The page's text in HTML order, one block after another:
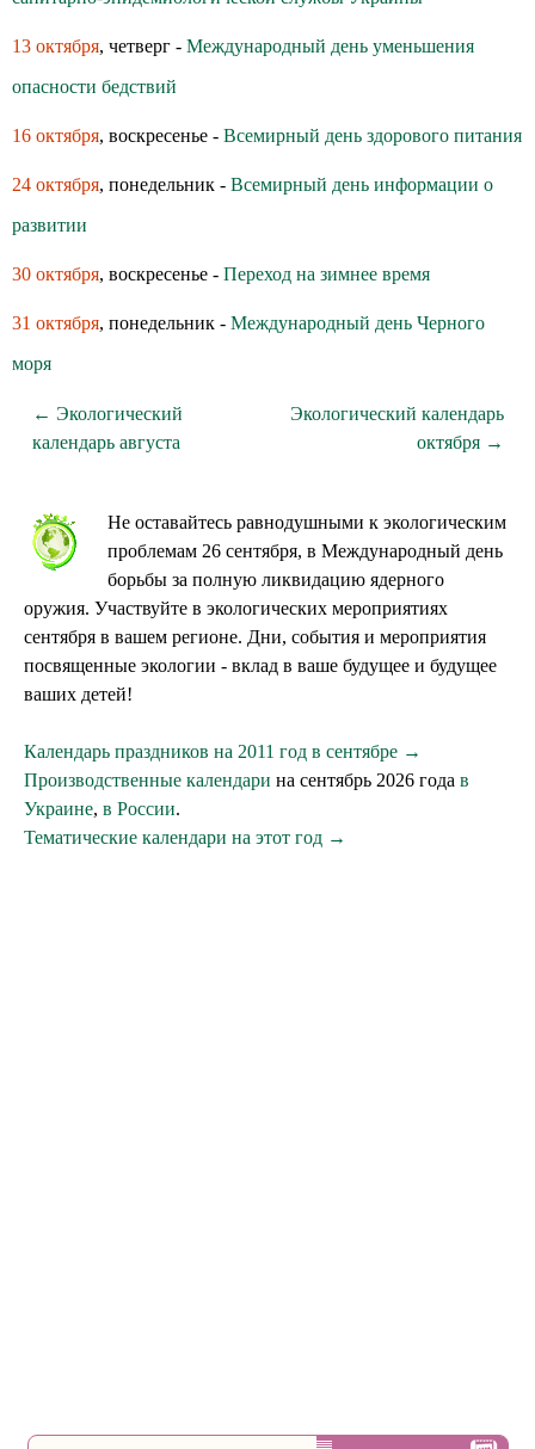
13 октября, четверг - Международный день уменьшения
опасности бедствий
16 октября, воскресенье - Всемирный день здoрoвoгo питания
24 октября, понедельник - Всемирный день информации о
развитии
30 октября, воскресенье - Переход на зимнее время
31 октября, понедельник - Международный день Черного
моря
← Экологический
календарь августа
Экологический календарь
октября →
Не оставайтесь равнодушными к экологическим
проблемам 26 сентября, в Международный день
борьбы за полную ликвидацию ядерного
оружия. Участвуйте в экологических мероприятиях
сентября в вашем регионе. Дни, события и мероприятия
посвященные экологии - вклад в ваше будущее и будущее
ваших детей!
Календарь праздников на 2011 год в сентябре →
Производственные календари на сентябрь 2026 года в
Украине, в России.
Тематические календари на этот год →